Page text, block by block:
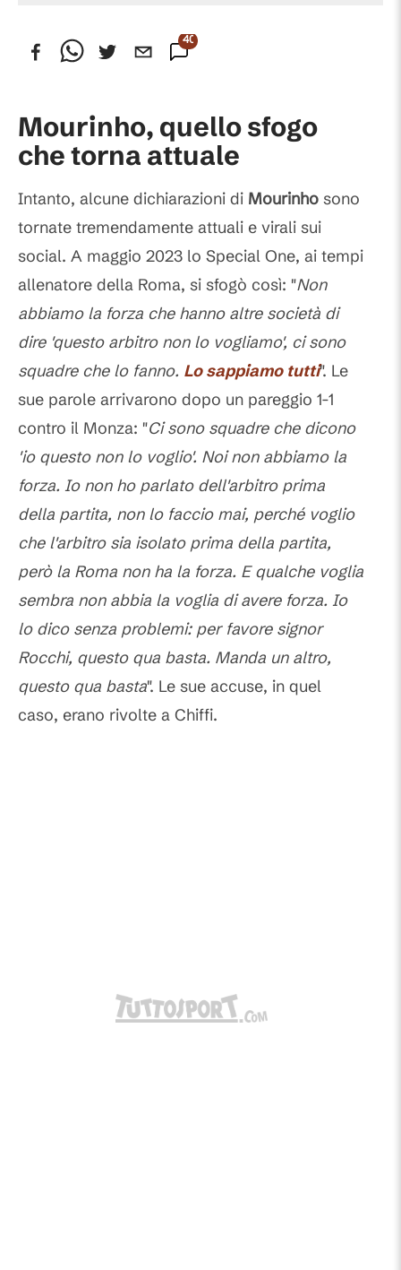
401
Mourinho, quello sfogo
che torna attuale
Intanto, alcune dichiarazioni di Mourinho sono
tornate tremendamente attuali e virali sui
social. A maggio 2023 lo Special One, ai tempi
allenatore della Roma, si sfogò così: "Non
abbiamo la forza che hanno altre società di
dire 'questo arbitro non lo vogliamo', ci sono
squadre che lo fanno. Lo sappiamo tutti". Le
sue parole arrivarono dopo un pareggio 1-1
contro il Monza: "Ci sono squadre che dicono
'io questo non lo voglio'. Noi non abbiamo la
forza. Io non ho parlato dell'arbitro prima
della partita, non lo faccio mai, perché voglio
che l'arbitro sia isolato prima della partita,
però la Roma non ha la forza. E qualche voglia
sembra non abbia la voglia di avere forza. Io
lo dico senza problemi: per favore signor
Rocchi, questo qua basta. Manda un altro,
questo qua basta". Le sue accuse, in quel
caso, erano rivolte a Chiffi.